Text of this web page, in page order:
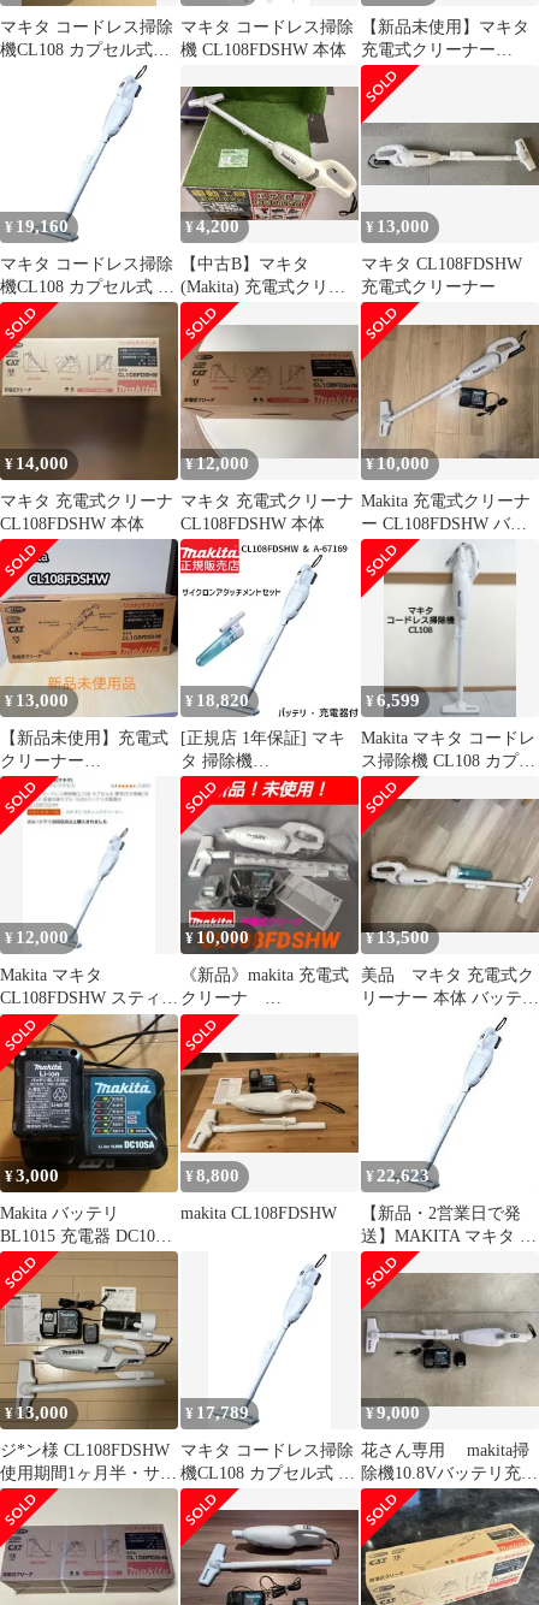
マキタ コードレス掃除
機CL108 カプセル式
10.8V充電器付 別売付
マキタ コードレス掃除
機 CL108FDSHW 本体
【新品未使用】マキタ
充電式クリーナー
CL108FDSHW
¥ 19,160
マキタ コードレス掃除
機CL108 カプセル式 標
準25分稼働/充電22分 軽
量定番モデル 10.8Vバ
ッテリ充電器付
CL108FDSHW
¥4,200
【中古B】マキタ
(Makita) 充電式クリー
ナ 10.8V (本体のみ/バ
ッテリー・充電器別売)
CL106FDZW
¥ 13,000
マキタ CL108FDSHW
充電式クリーナー
¥ 14,000
マキタ 充電式クリーナ
CL108FDSHW 本体
¥12,000
マキタ 充電式クリーナ
CL108FDSHW 本体
¥10,000
Makita 充電式クリーナ
ー CL108FDSHW バッ
テリー・充電器込
¥ 13,000
【新品未使用】充電式
クリーナー
CL108FDSHW ホワイト
¥ 18,820
[正規店 1年保証] マキ
タ 掃除機
CL108FDSHW A-67169
セット 【バッテリ 充電
器 付属】 10.8V 1.5Ah
充電式 コードレス クリ
ーナー サイクロンアタ
ッチメント セット サイ
クロン シンプル 人気
小型 軽量 CL108FD
¥6,599
Makita マキタ コードレ
ス掃除機 CL108 カプセ
ル式 本体
¥ 12,000
Makita マキタ
CL108FDSHW スティッ
ククリーナー 本体
¥ 10,000
《新品》makita 充電式
クリーナ
CL108FDSHW バッテ
リ・充電器付
¥13,500
美品 マキタ 充電式ク
リーナー 本体 バッテリ
ー 充電器セット サイ
¥3,000
Makita バッテリ
BL1015 充電器 DC10SA
セット
¥8,800
makita CL108FDSHW
¥ 22,623
【新品・2営業日で発
送】MAKITA マキタ コ
ードレススティック掃
除機 10.8V充電式クリ
ーナー バッテリー・充
電器付き CL108FDSHW
1台 makita
¥13,000
ジ*ン様 CL108FDSHW
使用期間1ヶ月半・サイ
クロン付 マキタ
¥ 17,789
マキタ コードレス掃除
機CL108 カプセル式 標
準25分稼働／充電22分
軽量定番モデル 10.8V
バッテリ充電器付
CL108FDSHW 0
¥9,000
花さん専用 makita掃
除機10.8Vバッテリ充電
器付 CL108FDSHW